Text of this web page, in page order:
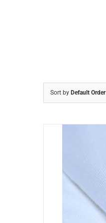
Sort by Default Order